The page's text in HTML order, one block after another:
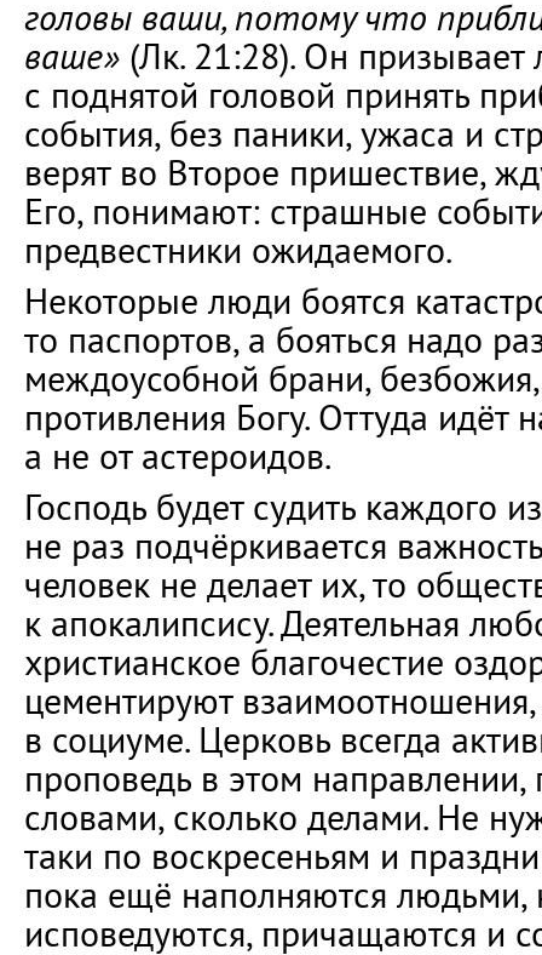
головы ваши, потому что
ваше» (Лк. 21:28). Он призывает
с поднятой головой принять
события, без паники, ужаса и
верят во Второе пришествие,
Его, понимают: страшные
предвестники ожидаемого.
Некоторые люди боятся
то паспортов, а бояться надо
междоусобной брани, безбожия,
противления Богу. Оттуда идёт
а не от астероидов.
Господь будет судить каждого
не раз подчёркивается
человек не делает их, то
к апокалипсису. Деятельная
христианское благочестие
цементируют
в социуме. Церковь всегда
проповедь в этом направлении,
словами, сколько делами. Не
таки по воскресеньям и
пока ещё наполняются людьми,
исповедуются, причащаются и